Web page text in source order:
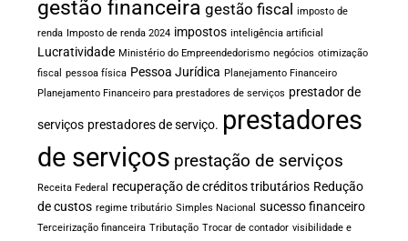
gestão financeira gestão fiscal
imposto de
renda Imposto de renda 2024 impostos inteligência artificial
Lucratividade Ministério do Empreendedorismo negócios otimização
fiscal pessoa física Pessoa Jurídica Planejamento Financeiro
Planejamento Financeiro para prestadores de serviços prestador de
serviços prestadores de serviço. prestadores
de serviços prestação de serviços
Receita Federal recuperação de créditos tributários Redução
de custos regime tributário Simples Nacional sucesso financeiro
Terceirização financeira Tributação Trocar de contador visibilidade e